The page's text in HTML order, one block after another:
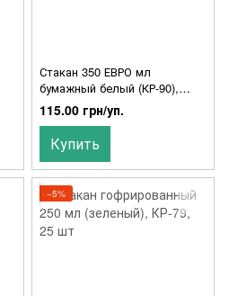
Стакан 350 ЕВРО мл
бумажный белый (КР-90),
упаковка 50 шт
115.00 грн/уп.
Купить
−5%